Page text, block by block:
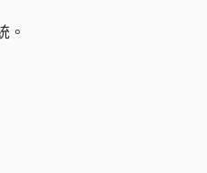
。